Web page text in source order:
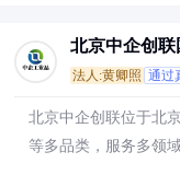
北京中企创联
法人:黄卿照 通过
北京中企创联位于北
等多品类，服务多领